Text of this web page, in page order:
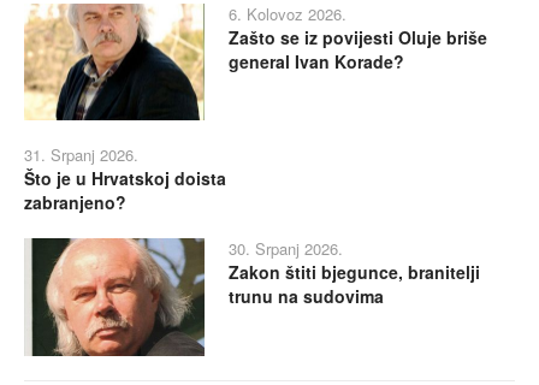
6. Kolovoz 2026.
Zašto se iz povijesti Oluje briše
general Ivan Korade?
31. Srpanj 2026.
Što je u Hrvatskoj doista
zabranjeno?
30. Srpanj 2026.
Zakon štiti bjegunce, branitelji
trunu na sudovima